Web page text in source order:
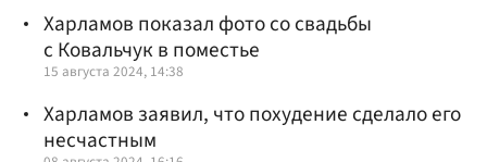
Харламов показал фото со свадьбы
с Ковальчук в поместье
15 августа 2024, 14:38
Харламов заявил, что похудение сделало его
несчастным